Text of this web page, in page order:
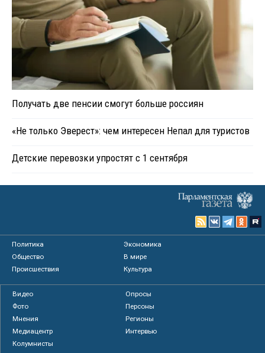
Получать две пенсии смогут больше россиян
«Не только Эверест»: чем интересен Непал для туристов
Детские перевозки упростят с 1 сентября
Политика
Экономика
Общество
В мире
Происшествия
Культура
Видео
Опросы
Фото
Персоны
Мнения
Регионы
Медиацентр
Интервью
Колумнисты